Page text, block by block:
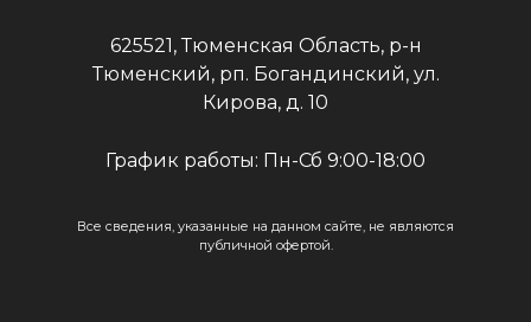
625521, Тюменская Область, р-н
Тюменский, рп. Богандинский, ул.
Кирова, д. 10
График работы: Пн-Сб 9:00-18:00
Все сведения, указанные на данном сайте, не являются
публичной офертой.